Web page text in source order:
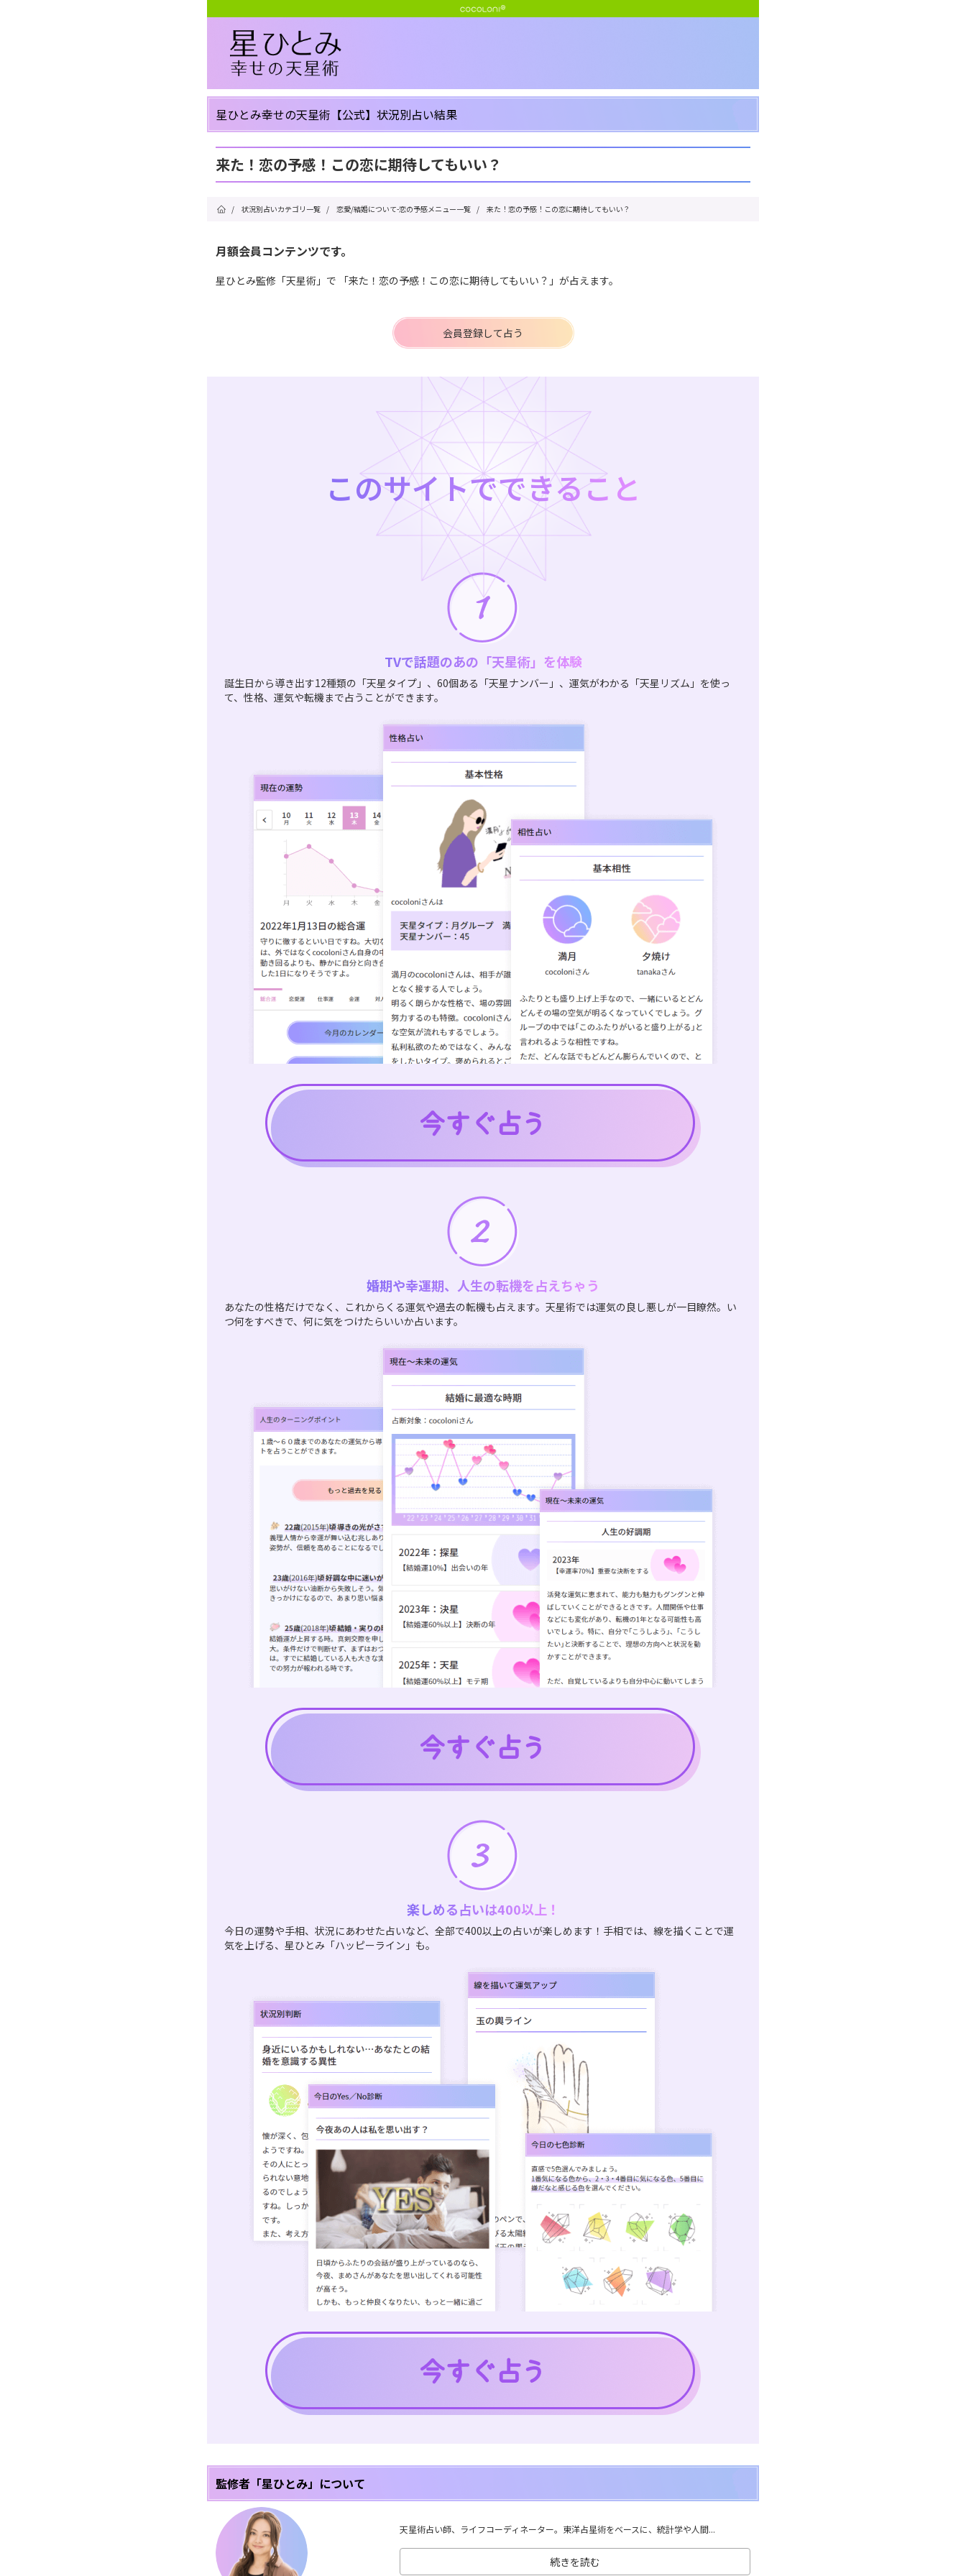
星ひとみ幸せの天星術【公式】状況別占い結果
来た！恋の予感！この恋に期待してもいい？
/ 状況別占いカテゴリ一覧 / 恋愛/結婚について-恋の予感メニュー一覧 / 来た！恋の予感！この恋に期待してもいい？
月額会員コンテンツです。
星ひとみ監修「天星術」で 「来た！恋の予感！この恋に期待してもいい？」が占えます。
会員登録して占う
このサイトでできること
TVで話題のあの「天星術」を体験
誕生日から導き出す12種類の「天星タイプ」、60個ある「天星ナンバー」、運気がわかる「天星リズム」を使っ
て、性格、運気や転機まで占うことができます。
婚期や幸運期、人生の転機を占えちゃう
あなたの性格だけでなく、これからくる運気や過去の転機も占えます。天星術では運気の良し悪しが一目瞭然。い
つ何をすべきで、何に気をつけたらいいか占います。
楽しめる占いは400以上！
今日の運勢や手相、状況にあわせた占いなど、全部で400以上の占いが楽しめます！手相では、線を描くことで運
気を上げる、星ひとみ「ハッピーライン」も。
監修者「星ひとみ」について
天星術占い師、ライフコーディネーター。東洋占星術をベースに、統計学や人間...
続きを読む